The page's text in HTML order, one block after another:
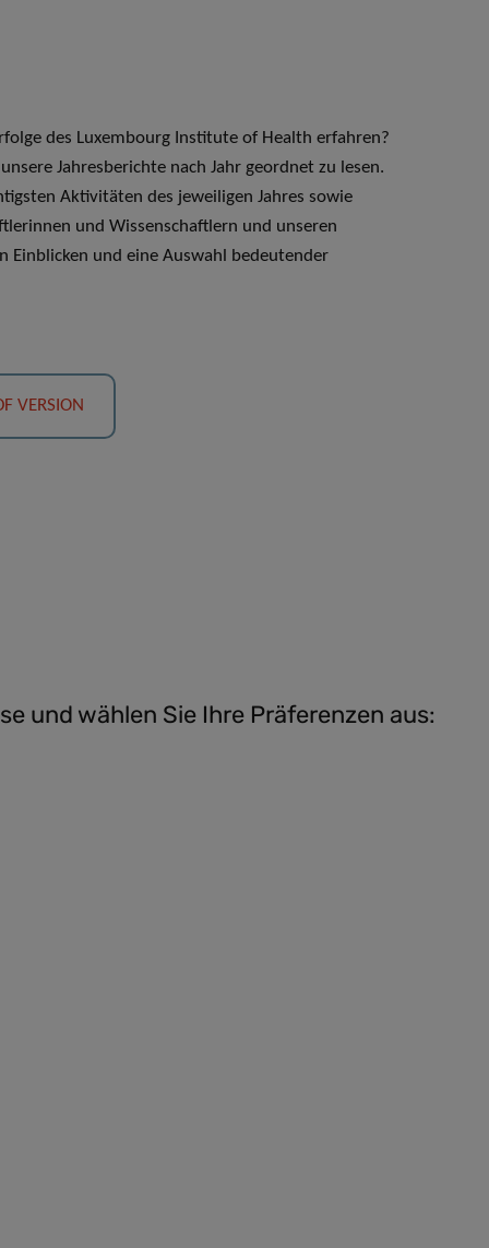
des Luxembourg Institute of Health erfahren?
Jahresberichte nach Jahr geordnet zu lesen.
Aktivitäten des jeweiligen Jahres sowie
und Wissenschaftlern und unseren
und eine Auswahl bedeutender
VERSION
und wählen Sie Ihre Präferenzen aus: